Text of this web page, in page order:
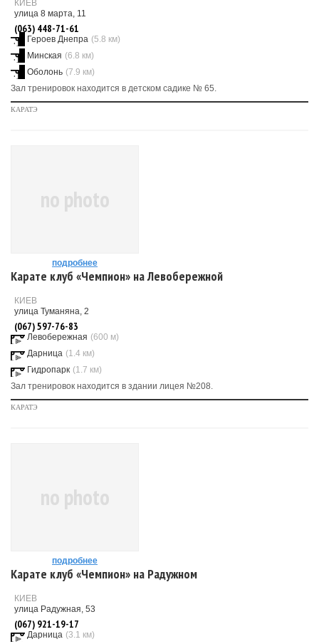
КИЕВ
улица 8 марта, 11
(063) 448-71-61
Героев Днепра (5.8 км)
Минская (6.8 км)
Оболонь (7.9 км)
Зал тренировок находится в детском садике № 65.
КАРАТЭ
no photo
подробнее
Карате клуб «Чемпион» на Левобережной
КИЕВ
улица Туманяна, 2
(067) 597-76-83
Левобережная (600 м)
Дарница (1.4 км)
Гидропарк (1.7 км)
Зал тренировок находится в здании лицея №208.
КАРАТЭ
no photo
подробнее
Карате клуб «Чемпион» на Радужном
КИЕВ
улица Радужная, 53
(067) 921-19-17
Дарница (3.1 км)